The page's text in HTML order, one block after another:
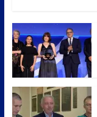
e
b
o
o
k
itt
er